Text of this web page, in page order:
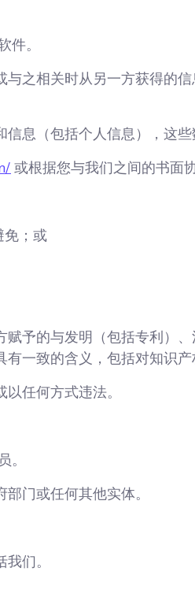
件。
之相关时从另一方获得的
息（包括个人信息），这些
或根据您与我们之间的书面
免；或
予的与发明（包括专利）
一致的含义，包括对知识产
任何方式违法。
。
门或任何其他实体。
们。